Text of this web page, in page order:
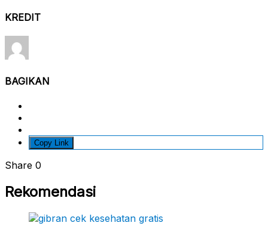
KREDIT
BAGIKAN
Copy Link
Share 0
Rekomendasi